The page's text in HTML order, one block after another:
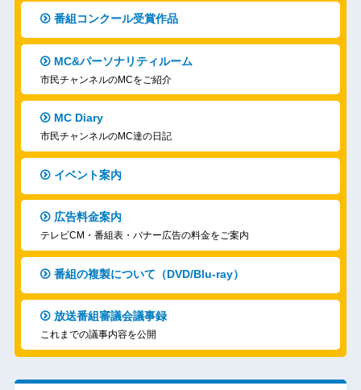
番組コンクール受賞作品
MC&パーソナリティルーム
市民チャンネルのMCをご紹介
MC Diary
市民チャンネルのMC達の日記
イベント案内
広告料金案内
テレビCM・番組表・バナー広告の料金をご案内
番組の複製について（DVD/Blu-ray）
放送番組審議会議事録
これまでの議事内容を公開